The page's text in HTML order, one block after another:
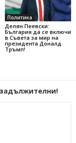
Политика
Делян Пеевски:
България да се включи
в Съвета за мир на
президента Доналд
Тръмп!